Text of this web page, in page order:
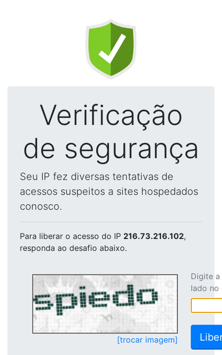
Verificação
de segurança
Seu IP fez diversas tentativas de
acessos suspeitos a sites hospedados
conosco.
Para liberar o acesso do IP 216.73.216.102,
responda ao desafio abaixo.
[trocar imagem]
Digite
lado no